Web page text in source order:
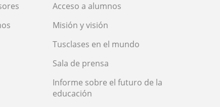
Acceso a alumnos
Misión y visión
Tusclases en el mundo
Sala de prensa
Informe sobre el futuro de la
educación